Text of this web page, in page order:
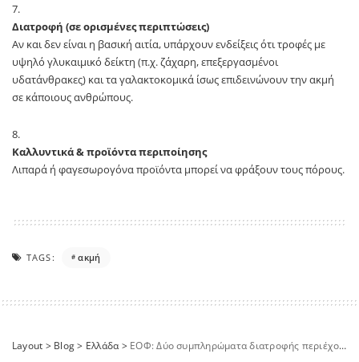
Διατροφή (σε ορισμένες περιπτώσεις)
Αν και δεν είναι η βασική αιτία, υπάρχουν ενδείξεις ότι τροφές με
υψηλό γλυκαιμικό δείκτη (π.χ. ζάχαρη, επεξεργασμένοι
υδατάνθρακες) και τα γαλακτοκομικά ίσως επιδεινώνουν την ακμή
σε κάποιους ανθρώπους.
Καλλυντικά & προϊόντα περιποίησης
Λιπαρά ή φαγεσωρογόνα προϊόντα μπορεί να φράξουν τους πόρους.
TAGS: ακμή
Layout > Blog> Ελλάδα> ΕΟΦ: Δύο συμπληρώματα διατροφής περιέχουν μη εγκεκριμένες ουσίες Ο ΕΟΦ εφιστά την προσοχή σε 2